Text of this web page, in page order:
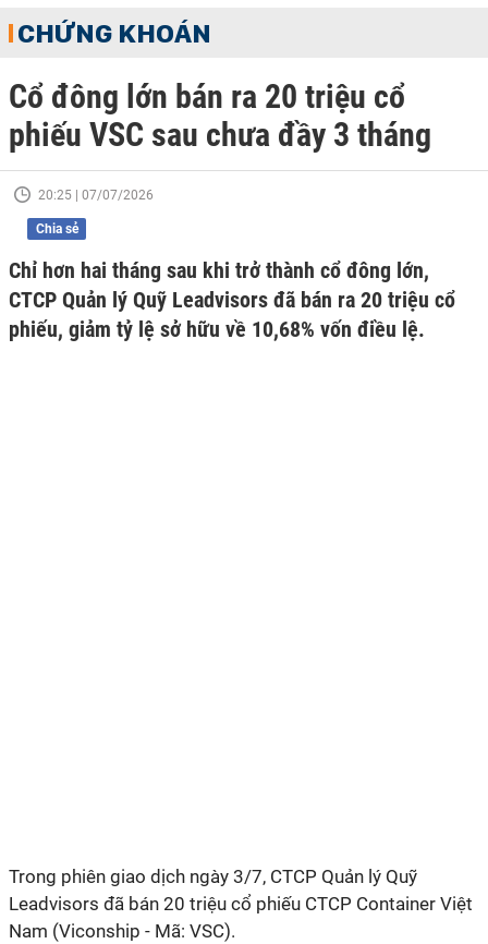
CHỨNG KHOÁN
Cổ đông lớn bán ra 20 triệu cổ
phiếu VSC sau chưa đầy 3 tháng
20:25 | 07/07/2026
Chia sẻ
Chỉ hơn hai tháng sau khi trở thành cổ đông lớn,
CTCP Quản lý Quỹ Leadvisors đã bán ra 20 triệu cổ
phiếu, giảm tỷ lệ sở hữu về 10,68% vốn điều lệ.
Trong phiên giao dịch ngày 3/7, CTCP Quản lý Quỹ
Leadvisors đã bán 20 triệu cổ phiếu CTCP Container Việt
Nam (Viconship - Mã: VSC).